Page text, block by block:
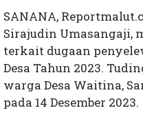
SANANA,
Sirajudin Umasangaji,
terkait dugaan
Desa Tahun 2023.
warga Desa Waitina,
pada 14 Desember 2023.